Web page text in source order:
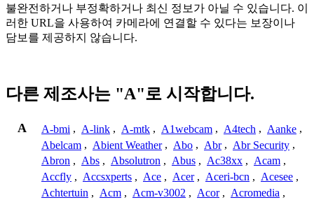
불완전하거나 부정확하거나 최신 정보가 아닐 수 있습니다. 이
러한 URL을 사용하여 카메라에 연결할 수 있다는 보장이나
담보를 제공하지 않습니다.
다른 제조사는 "A"로 시작합니다.
A A-bmi , A-link , A-mtk , A1webcam , A4tech , Aanke ,
Abelcam , Abient Weather , Abo , Abr , Abr Security ,
Abron , Abs , Absolutron , Abus , Ac38xx , Acam ,
Accfly , Accsxperts , Ace , Acer , Aceri-bcn , Acesee ,
Achtertuin , Acm , Acm-v3002 , Acor , Acromedia ,